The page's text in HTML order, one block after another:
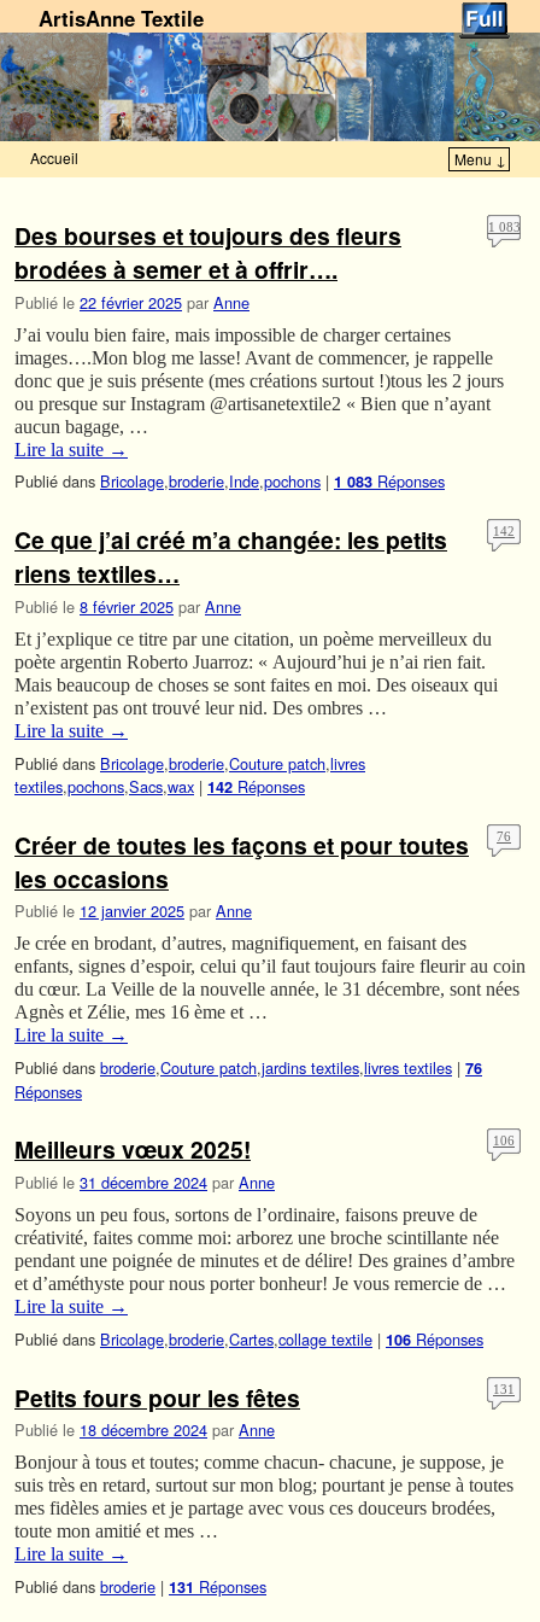
ArtisAnne Textile
Accueil Menu ↓
Des bourses et toujours des fleurs
brodées à semer et à offrir….
Publié le 22 février 2025 par Anne
1 083
J’ai voulu bien faire, mais impossible de charger certaines
images….Mon blog me lasse! Avant de commencer, je rappelle
donc que je suis présente (mes créations surtout !)tous les 2 jours
ou presque sur Instagram @artisanetextile2 « Bien que n’ayant
aucun bagage, …
Lire la suite →
Publié dans Bricolage,broderie,Inde,pochons | 1 083 Réponses
Ce que j’ai créé m’a changée: les petits
riens textiles…
Publié le 8 février 2025 par Anne
142
Et j’explique ce titre par une citation, un poème merveilleux du
poète argentin Roberto Juarroz: « Aujourd’hui je n’ai rien fait.
Mais beaucoup de choses se sont faites en moi. Des oiseaux qui
n’existent pas ont trouvé leur nid. Des ombres …
Lire la suite →
Publié dans Bricolage,broderie,Couture patch,livres
textiles,pochons,Sacs,wax | 142 Réponses
Créer de toutes les façons et pour toutes
les occasions
Publié le 12 janvier 2025 par Anne
76
Je crée en brodant, d’autres, magnifiquement, en faisant des
enfants, signes d’espoir, celui qu’il faut toujours faire fleurir au coin
du cœur. La Veille de la nouvelle année, le 31 décembre, sont nées
Agnès et Zélie, mes 16 ème et …
Lire la suite →
Publié dans broderie,Couture patch,jardins textiles,livres textiles | 76
Réponses
Meilleurs vœux 2025!
Publié le 31 décembre 2024 par Anne
106
Soyons un peu fous, sortons de l’ordinaire, faisons preuve de
créativité, faites comme moi: arborez une broche scintillante née
pendant une poignée de minutes et de délire! Des graines d’ambre
et d’améthyste pour nous porter bonheur! Je vous remercie de …
Lire la suite →
Publié dans Bricolage,broderie,Cartes,collage textile | 106 Réponses
Petits fours pour les fêtes
Publié le 18 décembre 2024 par Anne
131
Bonjour à tous et toutes; comme chacun- chacune, je suppose, je
suis très en retard, surtout sur mon blog; pourtant je pense à toutes
mes fidèles amies et je partage avec vous ces douceurs brodées,
toute mon amitié et mes …
Lire la suite →
Publié dans broderie | 131 Réponses